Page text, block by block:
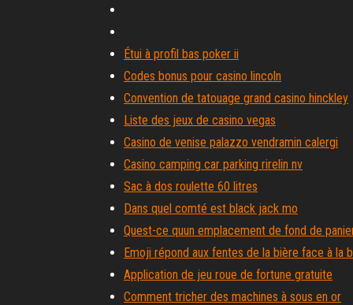
Étui à profil bas poker ii
Codes bonus pour casino lincoln
Convention de tatouage grand casino hinckley
Liste des jeux de casino vegas
Casino de venise palazzo vendramin calergi
Casino camping car parking rirelin nv
Sac à dos roulette 60 litres
Dans quel comté est black jack mo
Quest-ce quun emplacement de fond de
Emoji répond aux fentes de la bière face à la
Application de jeu roue de fortune gratuite
Comment tricher des machines à sous en or